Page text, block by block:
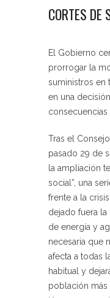
CORTES DE
El Gobierno
prorrogar la
suministros en
en una
consecuencias
Tras el
pasado 29 de
la ampliación
social”, una
frente a la
dejado fuera
de energía y
necesaria que
afecta a todas
habitual y
población más